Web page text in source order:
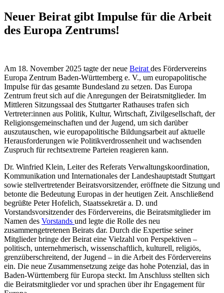
Neuer Beirat gibt Impulse für die Arbeit
des Europa Zentrums!
Am 18. November 2025 tagte der neue Beirat des Fördervereins
Europa Zentrum Baden-Württemberg e. V., um europapolitische
Impulse für das gesamte Bundesland zu setzen. Das Europa
Zentrum freut sich auf die Anregungen der Beiratsmitglieder. Im
Mittleren Sitzungssaal des Stuttgarter Rathauses trafen sich
Vertreter:innen aus Politik, Kultur, Wirtschaft, Zivilgesellschaft, der
Religionsgemeinschaften und der Jugend, um sich darüber
auszutauschen, wie europapolitische Bildungsarbeit auf aktuelle
Herausforderungen wie Politikverdrossenheit und wachsenden
Zuspruch für rechtsextreme Parteien reagieren kann.
Dr. Winfried Klein, Leiter des Referats Verwaltungskoordination,
Kommunikation und Internationales der Landeshauptstadt Stuttgart
sowie stellvertretender Beiratsvorsitzender, eröffnete die Sitzung und
betonte die Bedeutung Europas in der heutigen Zeit. Anschließend
begrüßte Peter Hofelich, Staatssekretär a. D. und
Vorstandsvorsitzender des Fördervereins, die Beiratsmitglieder im
Namen des Vorstands und legte die Rolle des neu
zusammengetretenen Beirats dar. Durch die Expertise seiner
Mitglieder bringe der Beirat eine Vielzahl von Perspektiven –
politisch, unternehmerisch, wissenschaftlich, kulturell, religiös,
grenzüberschreitend, der Jugend – in die Arbeit des Fördervereins
ein. Die neue Zusammensetzung zeige das hohe Potenzial, das in
Baden-Württemberg für Europa steckt. Im Anschluss stellten sich
die Beiratsmitglieder vor und sprachen über ihr Engagement für